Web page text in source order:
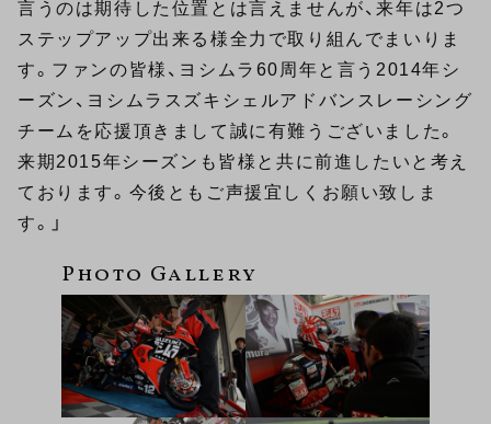
言うのは期待した位置とは言えませんが、来年は2つ
ステップアップ出来る様全力で取り組んでまいりま
す。ファンの皆様、ヨシムラ60周年と言う2014年シ
ーズン、ヨシムラスズキシェルアドバンスレーシング
チームを応援頂きまして誠に有難うございました。
来期2015年シーズンも皆様と共に前進したいと考え
ております。今後ともご声援宜しくお願い致しま
す。」